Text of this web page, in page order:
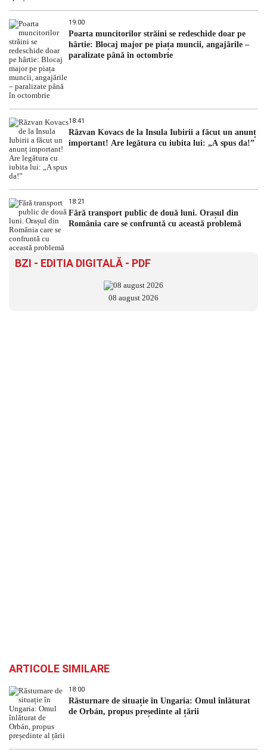
19:00
Poarta muncitorilor străini se redeschide doar pe
hârtie: Blocaj major pe piața muncii, angajările –
paralizate până în octombrie
18:41
Răzvan Kovacs de la Insula Iubirii a făcut un anunț
important! Are legătura cu iubita lui: „A spus da!”
18:21
Fără transport public de două luni. Orașul din
România care se confruntă cu această problemă
BZI - EDITIA DIGITALĂ - PDF
08 august 2026
ARTICOLE SIMILARE
18:00
Răsturnare de situație în Ungaria: Omul înlăturat
de Orbán, propus președinte al țării